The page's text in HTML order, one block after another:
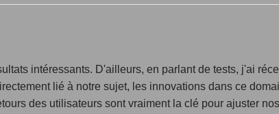
intéressants. D'ailleurs, en parlant de tests, j'ai
lié à notre sujet, les innovations dans ce
des utilisateurs sont vraiment la clé pour ajuster